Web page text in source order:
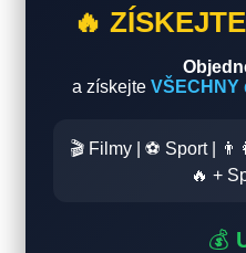
🔥
a získejte
🎬 Filmy | ⚽ Sport |
🔥 +
💰